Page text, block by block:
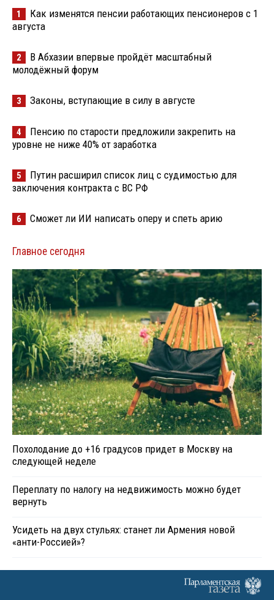
1
Как изменятся пенсии работающих пенсионеров с 1
августа
2
В Абхазии впервые пройдёт масштабный
молодёжный форум
3 Законы, вступающие в силу в августе
4
Пенсию по старости предложили закрепить на
уровне не ниже 40% от заработка
5
Путин расширил список лиц с судимостью для
заключения контракта с ВС РФ
6 Сможет ли ИИ написать оперу и спеть арию
Главное сегодня
Похолодание до +16 градусов придет в Москву на
следующей неделе
Переплату по налогу на недвижимость можно будет
вернуть
Усидеть на двух стульях: станет ли Армения новой
«анти-Россией»?